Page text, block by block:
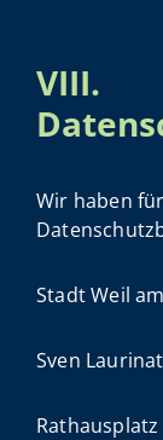
VIII.
Wir haben
Stadt Weil
Sven Laurinat
Rathausplatz